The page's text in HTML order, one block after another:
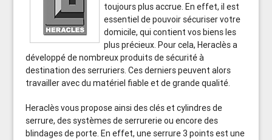
toujours plus accrue. En effet, il est
essentiel de pouvoir sécuriser votre
domicile, qui contient vos biens les
plus précieux. Pour cela, Heraclès a
développé de nombreux produits de sécurité à
destination des serruriers. Ces derniers peuvent alors
travailler avec du matériel fiable et de grande qualité.
Heraclès vous propose ainsi des clés et cylindres de
serrure, des systèmes de serrurerie ou encore des
blindages de porte. En effet, une serrure 3 points est une